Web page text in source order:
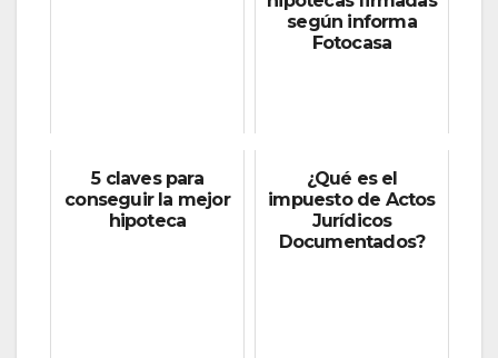
según informa
Fotocasa
5 claves para
conseguir la mejor
hipoteca
¿Qué es el
impuesto de Actos
Jurídicos
Documentados?